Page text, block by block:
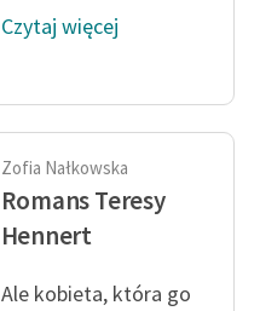
Czytaj więcej
Zofia Nałkowska
Romans Teresy
Hennert
Ale kobieta, która go